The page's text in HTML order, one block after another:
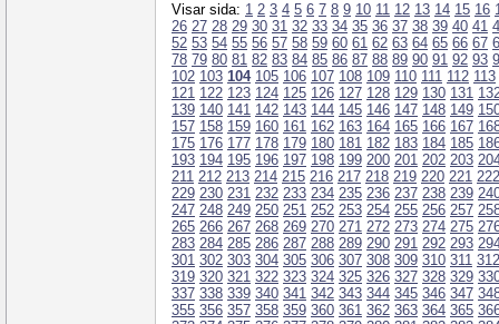
Visar sida: 1 2 3 4 5 6 7 8 9 10 11 12 13 14 15 16
26 27 28 29 30 31 32 33 34 35 36 37 38 39 40 41
52 53 54 55 56 57 58 59 60 61 62 63 64 65 66 67
78 79 80 81 82 83 84 85 86 87 88 89 90 91 92 93
102 103 104 105 106 107 108 109 110 111 112 113
121 122 123 124 125 126 127 128 129 130 131
139 140 141 142 143 144 145 146 147 148 149
157 158 159 160 161 162 163 164 165 166 167
175 176 177 178 179 180 181 182 183 184 185
193 194 195 196 197 198 199 200 201 202 203
211 212 213 214 215 216 217 218 219 220 221 222
229 230 231 232 233 234 235 236 237 238 239
247 248 249 250 251 252 253 254 255 256 257
265 266 267 268 269 270 271 272 273 274 275
283 284 285 286 287 288 289 290 291 292 293
301 302 303 304 305 306 307 308 309 310 311 312
319 320 321 322 323 324 325 326 327 328 329
337 338 339 340 341 342 343 344 345 346 347
355 356 357 358 359 360 361 362 363 364 365